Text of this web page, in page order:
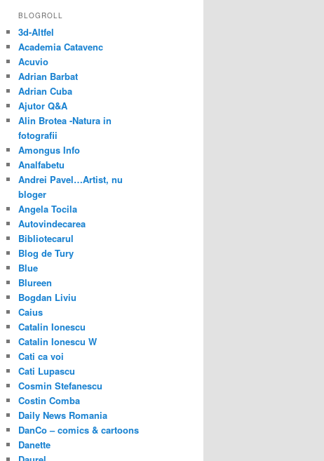
BLOGROLL
3d-Altfel
Academia Catavenc
Acuvio
Adrian Barbat
Adrian Cuba
Ajutor Q&A
Alin Brotea -Natura in
fotografii
Amongus Info
Analfabetu
Andrei Pavel…Artist, nu
bloger
Angela Tocila
Autovindecarea
Bibliotecarul
Blog de Tury
Blue
Blureen
Bogdan Liviu
Caius
Catalin Ionescu
Catalin Ionescu W
Cati ca voi
Cati Lupascu
Cosmin Stefanescu
Costin Comba
Daily News Romania
DanCo – comics & cartoons
Danette